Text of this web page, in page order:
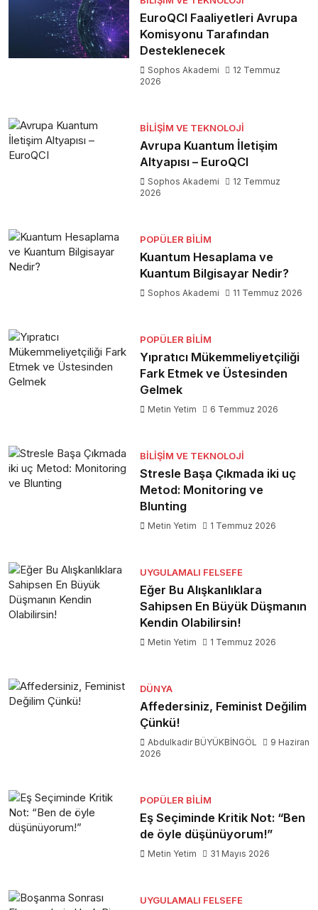
EuroQCI Faaliyetleri Avrupa
Komisyonu Tarafından
Desteklenecek
Sophos Akademi
12 Temmuz
2026
BILIŞIM VE TEKNOLOJI
Avrupa Kuantum İletişim
Altyapısı – EuroQCI
Sophos Akademi
12 Temmuz
2026
POPÜLER BILIM
Kuantum Hesaplama ve
Kuantum Bilgisayar Nedir?
Sophos Akademi 11 Temmuz 2026
POPÜLER BILIM
Yıpratıcı Mükemmeliyetçiliği
Fark Etmek ve Üstesinden
Gelmek
Metin Yetim 6 Temmuz 2026
BILIŞIM VE TEKNOLOJI
Stresle Başa Çıkmada iki uç
Metod: Monitoring ve
Blunting
Metin Yetim 1 Temmuz 2026
UYGULAMALI FELSEFE
Eğer Bu Alışkanlıklara
Sahipsen En Büyük Düşmanın
Kendin Olabilirsin!
Metin Yetim 1 Temmuz 2026
DÜNYA
Affedersiniz, Feminist Değilim
Çünkü!
Abdulkadir BÜYÜKBİNGÖL
9 Haziran
2026
POPÜLER BILIM
Eş Seçiminde Kritik Not: “Ben
de öyle düşünüyorum!”
Metin Yetim 31 Mayıs 2026
UYGULAMALI FELSEFE